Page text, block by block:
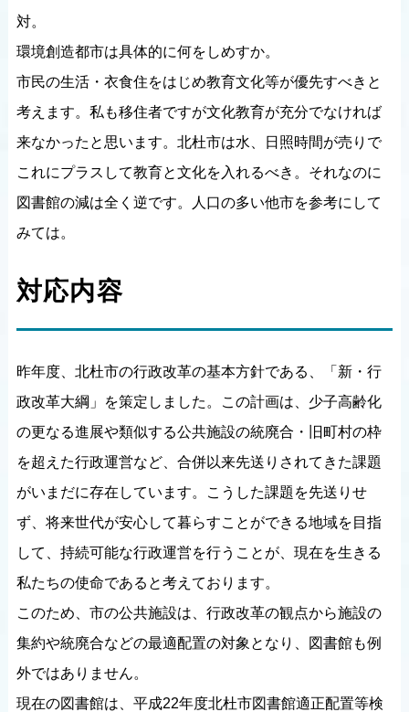
対。
環境創造都市は具体的に何をしめすか。
市民の生活・衣食住をはじめ教育文化等が優先すべきと
考えます。私も移住者ですが文化教育が充分でなければ
来なかったと思います。北杜市は水、日照時間が売りで
これにプラスして教育と文化を入れるべき。それなのに
図書館の減は全く逆です。人口の多い他市を参考にして
みては。
対応内容
昨年度、北杜市の行政改革の基本方針である、「新・行
政改革大綱」を策定しました。この計画は、少子高齢化
の更なる進展や類似する公共施設の統廃合・旧町村の枠
を超えた行政運営など、合併以来先送りされてきた課題
がいまだに存在しています。こうした課題を先送りせ
ず、将来世代が安心して暮らすことができる地域を目指
して、持続可能な行政運営を行うことが、現在を生きる
私たちの使命であると考えております。
このため、市の公共施設は、行政改革の観点から施設の
集約や統廃合などの最適配置の対象となり、図書館も例
外ではありません。
現在の図書館は、平成22年度北杜市図書館適正配置等検